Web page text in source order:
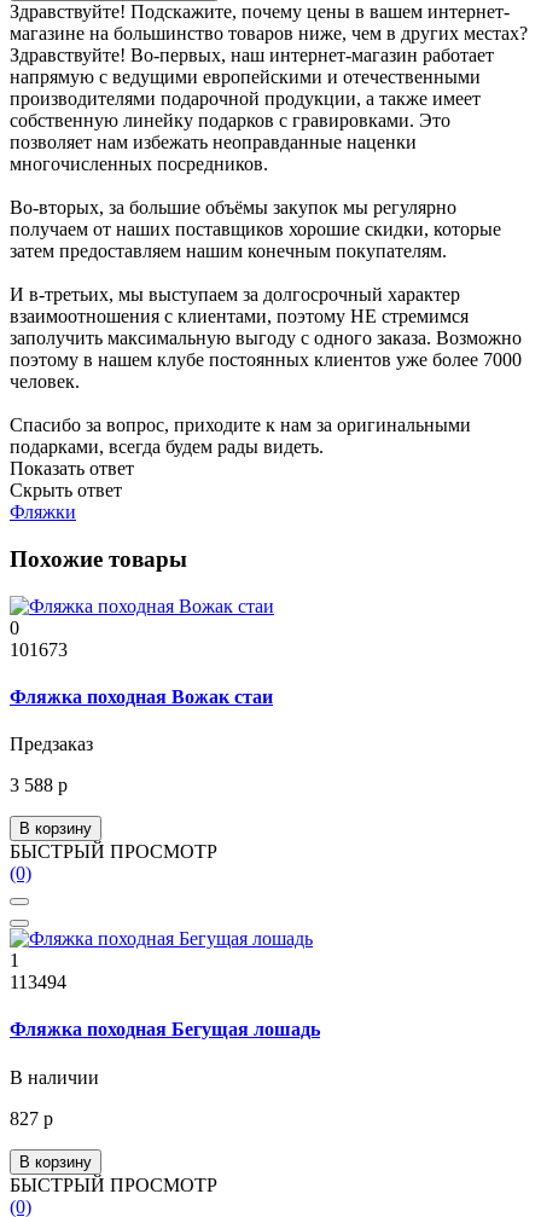
Здравствуйте! Подскажите, почему цены в вашем интернет-
магазине на большинство товаров ниже, чем в других местах?
Здравствуйте! Во-первых, наш интернет-магазин работает
напрямую с ведущими европейскими и отечественными
производителями подарочной продукции, а также имеет
собственную линейку подарков с гравировками. Это
позволяет нам избежать неоправданные наценки
многочисленных посредников.
Во-вторых, за большие объёмы закупок мы регулярно
получаем от наших поставщиков хорошие скидки, которые
затем предоставляем нашим конечным покупателям.
И в-третьих, мы выступаем за долгосрочный характер
взаимоотношения с клиентами, поэтому НЕ стремимся
заполучить максимальную выгоду с одного заказа. Возможно
поэтому в нашем клубе постоянных клиентов уже более 7000
человек.
Спасибо за вопрос, приходите к нам за оригинальными
подарками, всегда будем рады видеть.
Показать ответ
Скрыть ответ
Фляжки
Похожие товары
0
101673
Фляжка походная Вожак стаи
Предзаказ
3 588 р
В корзину
БЫСТРЫЙ ПРОСМОТР
(0)
1
113494
Фляжка походная Бегущая лошадь
В наличии
827 р
В корзину
БЫСТРЫЙ ПРОСМОТР
(0)